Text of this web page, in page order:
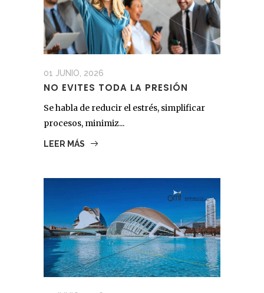
01 JUNIO, 2026
NO EVITES TODA LA PRESIÓN
Se habla de reducir el estrés, simplificar
procesos, minimiz...
LEER MÁS